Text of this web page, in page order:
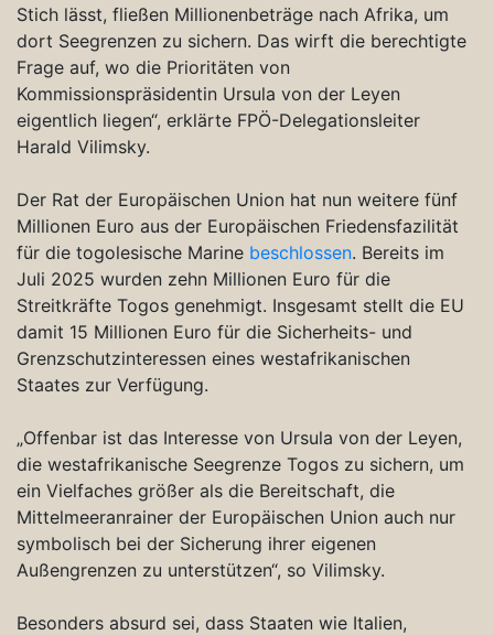
Stich lässt, fließen Millionenbeträge nach Afrika, um
dort Seegrenzen zu sichern. Das wirft die berechtigte
Frage auf, wo die Prioritäten von
Kommissionspräsidentin Ursula von der Leyen
eigentlich liegen“, erklärte FPÖ-Delegationsleiter
Harald Vilimsky.
Der Rat der Europäischen Union hat nun weitere fünf
Millionen Euro aus der Europäischen Friedensfazilität
für die togolesische Marine beschlossen. Bereits im
Juli 2025 wurden zehn Millionen Euro für die
Streitkräfte Togos genehmigt. Insgesamt stellt die EU
damit 15 Millionen Euro für die Sicherheits- und
Grenzschutzinteressen eines westafrikanischen
Staates zur Verfügung.
„Offenbar ist das Interesse von Ursula von der Leyen,
die westafrikanische Seegrenze Togos zu sichern, um
ein Vielfaches größer als die Bereitschaft, die
Mittelmeeranrainer der Europäischen Union auch nur
symbolisch bei der Sicherung ihrer eigenen
Außengrenzen zu unterstützen“, so Vilimsky.
Besonders absurd sei, dass Staaten wie Italien,